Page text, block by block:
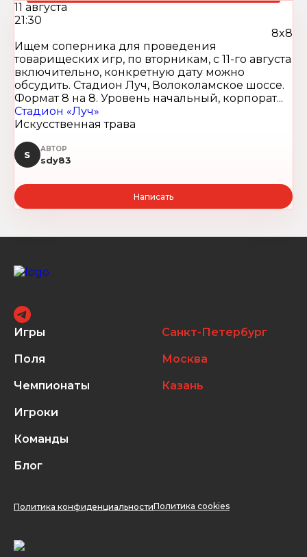
11 августа
21:30
8x8
Ищем соперника для проведения
товарищеских игр, по вторникам, с 11-го августа
включительно, конкретную дату можно
обсудить. Стадион Луч, Волоколамское шоссе.
Формат 8 на 8. Уровень начальный, корпорат...
Стадион «Луч»
Искусственная трава
S
АВТОР
sdy83
Написать
Игры
Поля
Чемпионаты
Игроки
Команды
Блог
Санкт-Петербург
Москва
Казань
Политика конфиденциальностиПолитика cookies